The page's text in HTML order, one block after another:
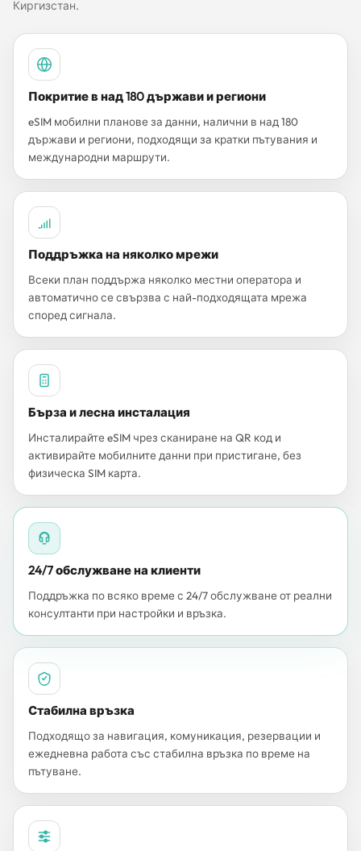
Киргизстан.
Покритие в над 180 държави и региони
eSIM мобилни планове за данни, налични в над 180
държави и региони, подходящи за кратки пътувания и
международни маршрути.
Поддръжка на няколко мрежи
Всеки план поддържа няколко местни оператора и
автоматично се свързва с най-подходящата мрежа
според сигнала.
Бърза и лесна инсталация
Инсталирайте eSIM чрез сканиране на QR код и
активирайте мобилните данни при пристигане, без
физическа SIM карта.
24/7 обслужване на клиенти
Поддръжка по всяко време с 24/7 обслужване от реални
консултанти при настройки и връзка.
Стабилна връзка
Подходящо за навигация, комуникация, резервации и
ежедневна работа със стабилна връзка по време на
пътуване.